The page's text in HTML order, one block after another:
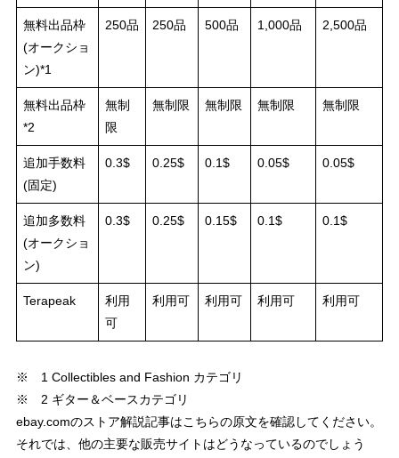
無料出品枠
(オークショ
ン)*1
250品 250品 500品 1,000品 2,500品
無料出品枠
*2
無制
限
無制限 無制限 無制限 無制限
追加手数料
(固定)
0.3$ 0.25$ 0.1$ 0.05$ 0.05$
追加多数料
(オークショ
ン)
0.3$ 0.25$ 0.15$ 0.1$ 0.1$
Terapeak
利用
可
利用可 利用可 利用可 利用可
※ 1 Collectibles and Fashion カテゴリ
※ 2 ギター＆ベースカテゴリ
ebay.comのストア解説記事はこちらの原文を確認してください。
それでは、他の主要な販売サイトはどうなっているのでしょう